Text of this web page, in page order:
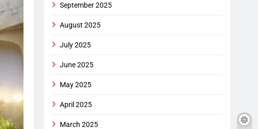
September 2025
August 2025
July 2025
June 2025
May 2025
April 2025
March 2025